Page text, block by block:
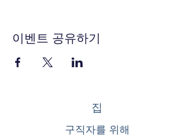
이벤트 공유하기
집
구직자를 위해